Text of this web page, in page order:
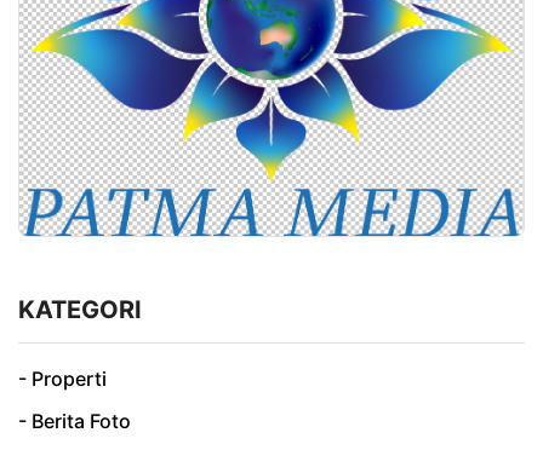
KATEGORI
- Properti
- Berita Foto